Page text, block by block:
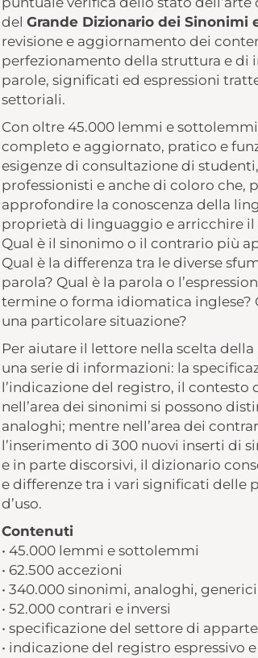
del Grande Dizionario dei Sinonimi
revisione e aggiornamento dei
perfezionamento della struttura e di
parole, significati ed espressioni
settoriali.
Con oltre 45.000 lemmi e
completo e aggiornato, pratico e
esigenze di consultazione di
professionisti e anche di coloro che,
approfondire la conoscenza della
proprietà di linguaggio e arricchire
Qual è il sinonimo o il contrario più
Qual è la differenza tra le diverse
parola? Qual è la parola o
termine o forma idiomatica
una particolare situazione?
Per aiutare il lettore nella scelta
una serie di informazioni: la
l’indicazione del registro, il contesto
nell’area dei sinonimi si possono
analoghi; mentre nell’area dei
l’inserimento di 300 nuovi inserti di
e in parte discorsivi, il dizionario
e differenze tra i vari significati delle
d’uso.
Contenuti
• 45.000 lemmi e sottolemmi
• 62.500 accezioni
• 340.000 sinonimi, analoghi,
• 52.000 contrari e inversi
• specificazione del settore di
• indicazione del registro espressivo